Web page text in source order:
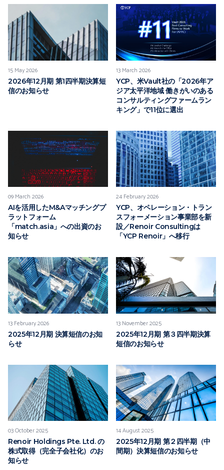
15 May 2026
2026年12月期 第1四半期決算短
信のお知らせ
13 March 2026
YCP、米Vault社の「2026年ア
ジア太平洋地域 働きがいのある
コンサルティングファームラン
キング」で11位に選出
09 March 2026
AIを活用したM&Aマッチングプ
ラットフォーム
「match.asia」への出資のお
知らせ
24 February 2026
YCP、オペレーション・トラン
スフォーメーション事業部を新
設／Renoir Consultingは
「YCP Renoir」へ移行
13 February 2026
2025年12月期 決算短信のお知
らせ
13 November 2025
2025年12月期 第３四半期決算
短信のお知らせ
03 October 2025
Renoir Holdings Pte. Ltd. の
株式取得（完全子会社化）のお
知らせ
14 August 2025
2025年12月期 第２四半期（中
間期）決算短信のお知らせ